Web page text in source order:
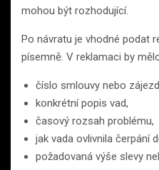
mohou být rozhodující.
Po návratu je vhodné podat
písemně. V reklamaci by
číslo smlouvy nebo
konkrétní popis vad,
časový rozsah problému,
jak vada ovlivnila čerpání
požadovaná výše slevy